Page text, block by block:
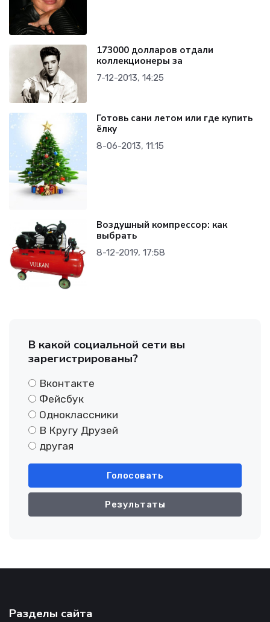
173000 долларов отдали
коллекционеры за
7-12-2013, 14:25
Готовь сани летом или где купить
ёлку
8-06-2013, 11:15
Воздушный компрессор: как
выбрать
8-12-2019, 17:58
В какой социальной сети вы
зарегистрированы?
Вконтакте
Фейсбук
Одноклассники
В Кругу Друзей
другая
Голосовать
Результаты
Разделы сайта